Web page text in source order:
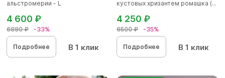
альстромерии - L
6890 ₽ -33%
4 600 ₽
Подробнее В 1 клик
кустовых хризантем ромашка (...
6500 ₽ -35%
4 250 ₽
Подробнее В 1 клик